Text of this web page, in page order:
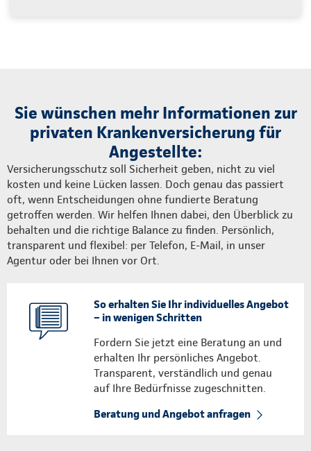
Sie wünschen mehr Informationen zur
privaten Krankenversicherung für
Angestellte:
Versicherungsschutz soll Sicherheit geben, nicht zu viel
kosten und keine Lücken lassen. Doch genau das passiert
oft, wenn Entscheidungen ohne fundierte Beratung
getroffen werden. Wir helfen Ihnen dabei, den Überblick zu
behalten und die richtige Balance zu finden. Persönlich,
transparent und flexibel: per Telefon, E-Mail, in unser
Agentur oder bei Ihnen vor Ort.
So erhalten Sie Ihr individuelles Angebot
– in wenigen Schritten
Fordern Sie jetzt eine Beratung an und
erhalten Ihr persönliches Angebot.
Transparent, verständlich und genau
auf Ihre Bedürfnisse zugeschnitten.
Beratung und Angebot anfragen